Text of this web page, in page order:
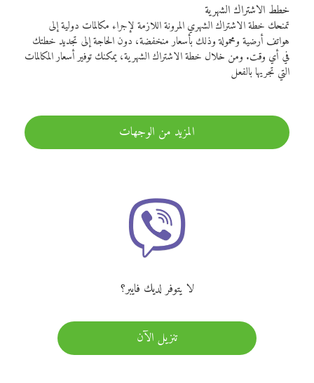
خطط الاشتراك الشهرية
تمنحك خطة الاشتراك الشهري المرونة اللازمة لإجراء مكالمات دولية إلى
هواتف أرضية ومحمولة وذلك بأسعار منخفضة، دون الحاجة إلى تجديد خطتك
في أي وقت. ومن خلال خطة الاشتراك الشهرية، يمكنك توفير أسعار المكالمات
التي تجريها بالفعل
المزيد من الوجهات
لا يتوفر لديك فايبر؟
تنزيل الآن